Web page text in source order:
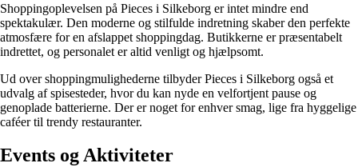
Shoppingoplevelsen på Pieces i Silkeborg er intet mindre end
spektakulær. Den moderne og stilfulde indretning skaber den perfekte
atmosfære for en afslappet shoppingdag. Butikkerne er præsentabelt
indrettet, og personalet er altid venligt og hjælpsomt.
Ud over shoppingmulighederne tilbyder Pieces i Silkeborg også et
udvalg af spisesteder, hvor du kan nyde en velfortjent pause og
genoplade batterierne. Der er noget for enhver smag, lige fra hyggelige
caféer til trendy restauranter.
Events og Aktiviteter